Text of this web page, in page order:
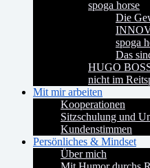
spoga horse
Die
spoga
Das
HUGO
nicht im
Mit mir arbeiten
Kooperationen
Sitzschulung und
Kundenstimmen
Persönliches & Mindset
Über mich